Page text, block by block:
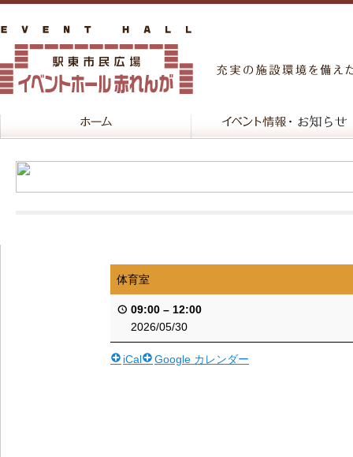
体育室
09:00 – 12:00
2026/05/30
iCal Google カレンダー